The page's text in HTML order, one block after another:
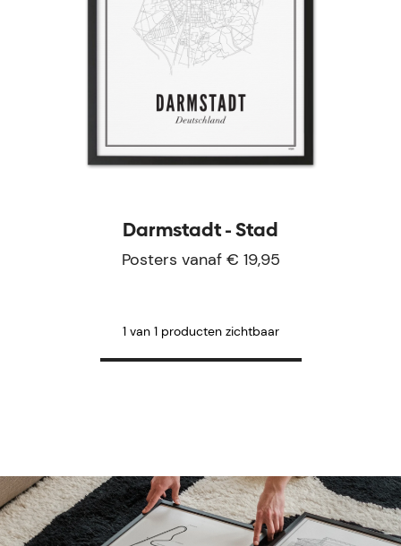
Darmstadt - Stad
Posters vanaf € 19,95
1 van 1 producten zichtbaar